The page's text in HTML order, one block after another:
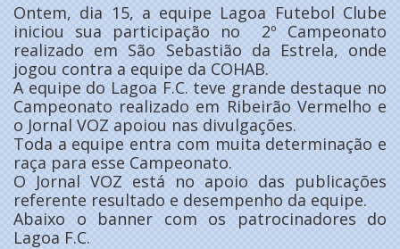
Ontem, dia 15, a equipe Lagoa Futebol Clube
iniciou sua participação no 2º Campeonato
realizado em São Sebastião da Estrela, onde
jogou contra a equipe da COHAB.
A equipe do Lagoa F.C. teve grande destaque no
Campeonato realizado em Ribeirão Vermelho e
o Jornal VOZ apoiou nas divulgações.
Toda a equipe entra com muita determinação e
raça para esse Campeonato.
O Jornal VOZ está no apoio das publicações
referente resultado e desempenho da equipe.
Abaixo o banner com os patrocinadores do
Lagoa F.C.